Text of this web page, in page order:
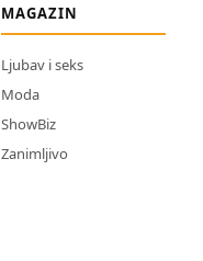
MAGAZIN
Ljubav i seks
Moda
ShowBiz
Zanimljivo